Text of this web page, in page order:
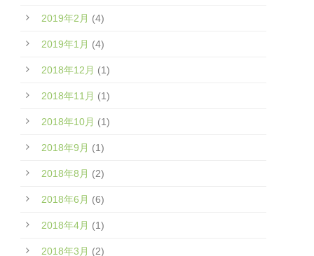
2019年2月 (4)
2019年1月 (4)
2018年12月 (1)
2018年11月 (1)
2018年10月 (1)
2018年9月 (1)
2018年8月 (2)
2018年6月 (6)
2018年4月 (1)
2018年3月 (2)